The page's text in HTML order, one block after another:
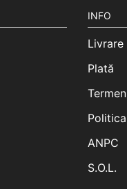
INFO
Livrare
Plată
ANPC
S.O.L.